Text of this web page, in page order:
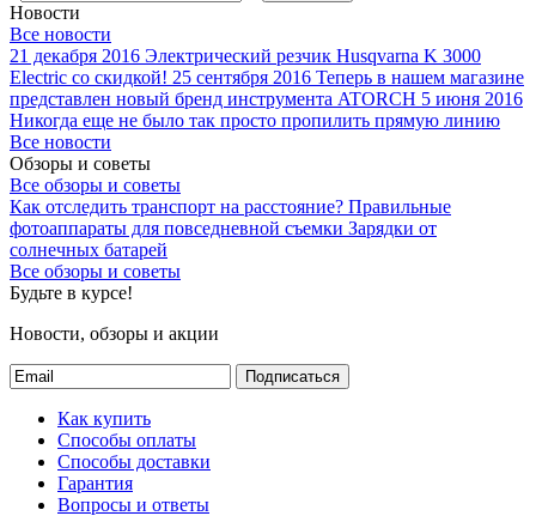
Новости
Все новости
21 декабря 2016 Электрический резчик Husqvarna K 3000
Electric со скидкой! 25 сентября 2016 Теперь в нашем магазине
представлен новый бренд инструмента ATORCH 5 июня 2016
Никогда еще не было так просто пропилить прямую линию
Все новости
Обзоры и советы
Все обзоры и советы
Как отследить транспорт на расстояние? Правильные
фотоаппараты для повседневной съемки Зарядки от
солнечных батарей
Все обзоры и советы
Будьте в курсе!
Новости, обзоры и акции
Подписаться
Как купить
Способы оплаты
Способы доставки
Гарантия
Вопросы и ответы